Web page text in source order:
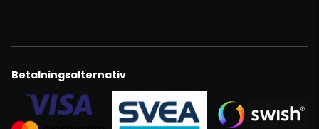
Betalningsalternativ